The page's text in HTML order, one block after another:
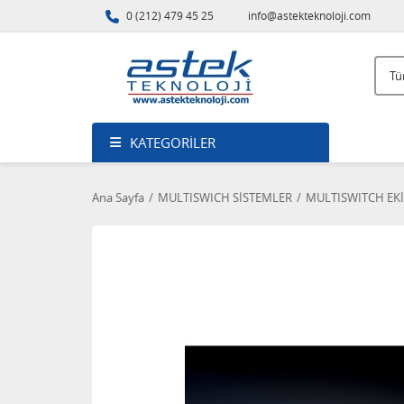
0 (212) 479 45 25 info@astekteknoloji.com
KATEGORILER
Ana Sayfa MULTISWICH SİSTEMLER MULTISWITCH